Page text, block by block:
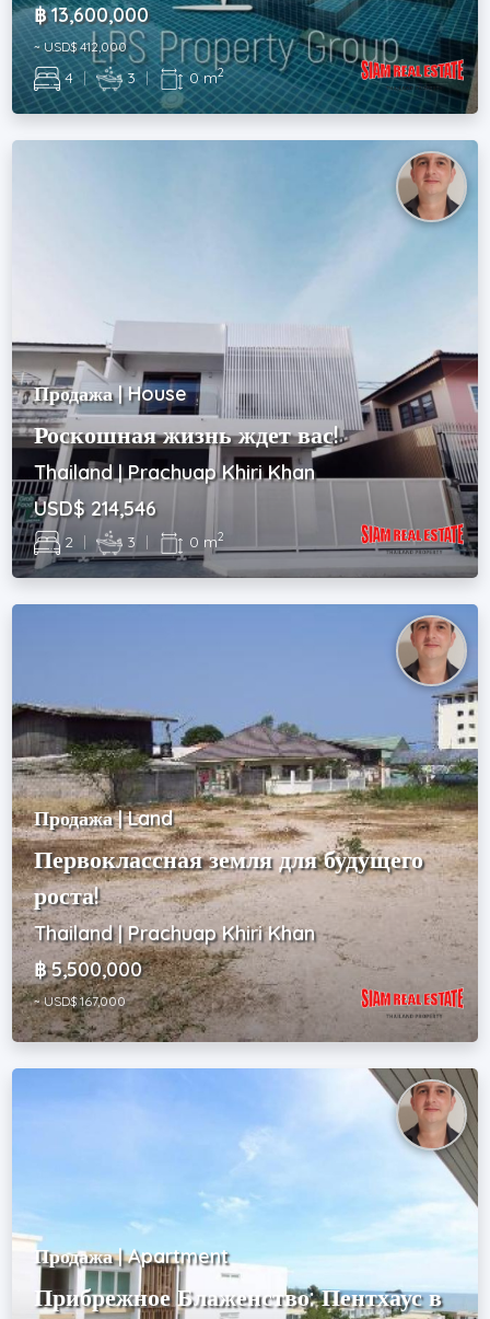
฿ 13,600,000
~ USD$ 412,000
4 | 3 | 0 m2
Продажа | House
Роскошная жизнь ждет вас!
Thailand | Prachuap Khiri Khan
USD$ 214,546
2 | 3 | 0 m2
Продажа | Land
Первоклассная земля для будущего
роста!
Thailand | Prachuap Khiri Khan
฿ 5,500,000
~ USD$ 167,000
Продажа | Apartment
Прибрежное Блаженство: Пентхаус в